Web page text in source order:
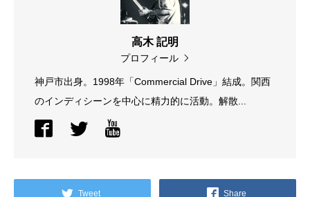
高木 記明
プロフィール
神戸市出身。1998年「Commercial Drive」結成。関西
のインディシーンを中心に精力的に活動。解散...
Tweet Share